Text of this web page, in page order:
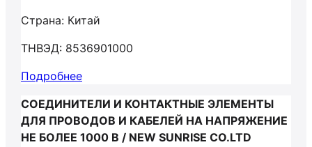
Страна: Китай
ТНВЭД: 8536901000
Подробнее
СОЕДИНИТЕЛИ И КОНТАКТНЫЕ ЭЛЕМЕНТЫ
ДЛЯ ПРОВОДОВ И КАБЕЛЕЙ НА НАПРЯЖЕНИЕ
НЕ БОЛЕЕ 1000 В / NEW SUNRISE CO.LTD